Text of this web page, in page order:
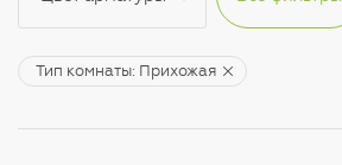
Тип комнаты: Прихожая